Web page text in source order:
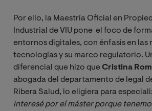
Por ello, la Maestría Oficial en
Industrial de VIU pone el foco de
entornos digitales, con énfasis en las
tecnologías y su marco regulatorio.
diferencial que hizo queCristina
abogada del departamento de legal
Ribera Salud, lo eligiera para
interesé por el máster porque